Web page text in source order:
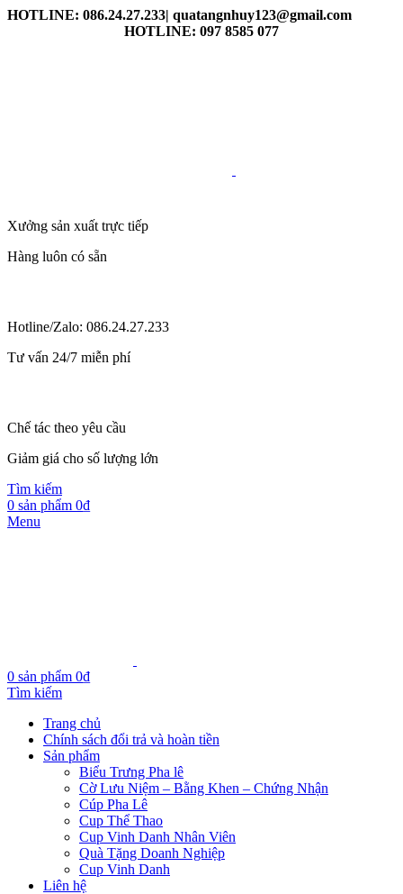
HOTLINE: 086.24.27.233| quatangnhuy123@gmail.com
HOTLINE: 097 8585 077
Xưởng sản xuất trực tiếp
Hàng luôn có sẵn
Hotline/Zalo: 086.24.27.233
Tư vấn 24/7 miễn phí
Chế tác theo yêu cầu
Giảm giá cho số lượng lớn
Tìm kiếm
0 sản phẩm 0₫
Menu
0 sản phẩm 0₫
Tìm kiếm
Trang chủ
Chính sách đổi trả và hoàn tiền
Sản phẩm
Biểu Trưng Pha lê
Cờ Lưu Niệm – Bằng Khen – Chứng Nhận
Cúp Pha Lê
Cup Thể Thao
Cup Vinh Danh Nhân Viên
Quà Tặng Doanh Nghiệp
Cup Vinh Danh
Liên hệ